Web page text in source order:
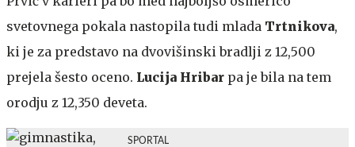
svetovnega pokala nastopila tudi mlada Trtnikova,
ki je za predstavo na dvovišinski bradlji z 12,500
prejela šesto oceno. Lucija Hribar pa je bila na tem
orodju z 12,350 deveta.
SPORTAL